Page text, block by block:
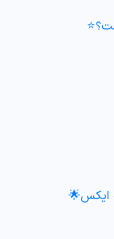
ایکس🌟